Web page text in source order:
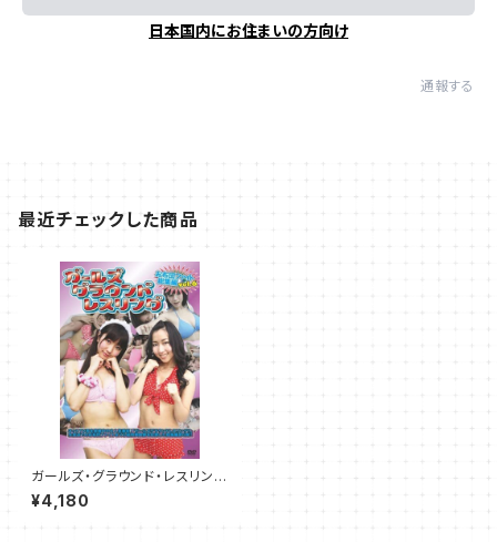
日本国内にお住まいの方向け
通報する
最近チェックした商品
ガールズ・グラウンド・レスリング
お布団ファイト総集編 Vol.6
¥4,180